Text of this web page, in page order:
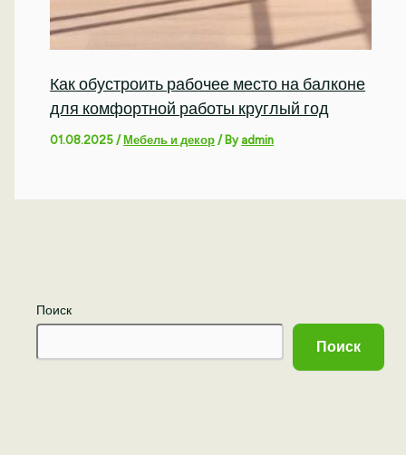
Поиск
Поиск
Как обустроить рабочее место на балконе
для комфортной работы круглый год
01.08.2025/ Мебель и декор / Byadmin